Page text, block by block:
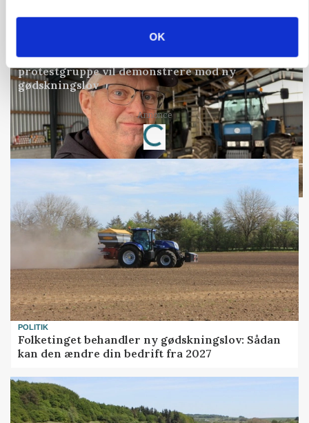
OK
Annonce
»Nu stopper I«: Landbrugsdebattør og
protestgruppe vil demonstrere mod ny
gødskningslov
Annonce
Loading...
POLITIK
Folketinget behandler ny gødskningslov: Sådan
kan den ændre din bedrift fra 2027